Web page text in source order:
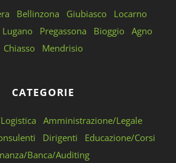
Bellinzona Giubiasco
Locarno
Lugano Pregassona Bioggio Agno
Chiasso
Mendrisio
CATEGORIE
Amministrazione/Legale
Dirigenti
Educazione/Corsi
Banca/Auditing